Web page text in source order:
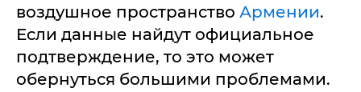
воздушное пространство Армении.
Если данные найдут официальное
подтверждение, то это может
обернуться большими проблемами.